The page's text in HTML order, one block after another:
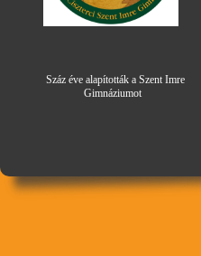
Száz éve alapították a Szent Imre
Gimnáziumot